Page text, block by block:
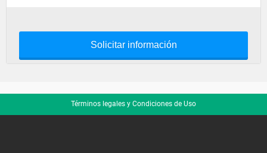
Solicitar información
Términos legales y Condiciones de Uso